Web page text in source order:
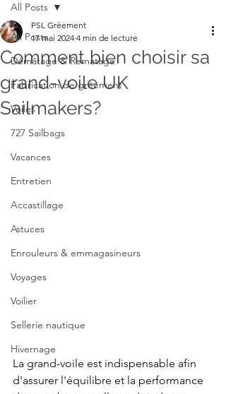
All Posts
Démâtage & Rematage
Fabrication de gréement
Voiles
727 Sailbags
Vacances
Entretien
Accastillage
Astuces
Enrouleurs & emmagasineurs
Voyages
Voilier
Sellerie nautique
Hivernage
All Posts
Comment bien choisir sa
grand-voile UK
Sailmakers?
PSL Gréement
17 mai 2024 4 min de lecture
La grand-voile est indispensable afin
d'assurer l'équilibre et la performance